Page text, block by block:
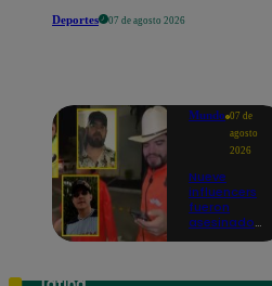
Deportes 07 de agosto 2026
Mundo 07 de
agosto
2026
Nueve
influencers
fueron
asesinados